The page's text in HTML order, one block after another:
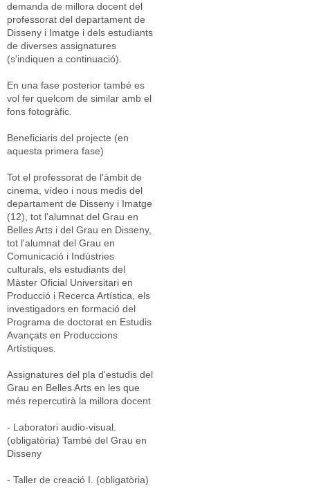
demanda de millora docent del
professorat del departament de
Disseny i Imatge i dels estudiants
de diverses assignatures
(s'indiquen a continuació).
En una fase posterior també es
vol fer quelcom de similar amb el
fons fotogràfic.
Beneficiaris del projecte (en
aquesta primera fase)
Tot el professorat de l'àmbit de
cinema, vídeo i nous medis del
departament de Disseny i Imatge
(12), tot l'alumnat del Grau en
Belles Arts i del Grau en Disseny,
tot l'alumnat del Grau en
Comunicació i Indústries
culturals, els estudiants del
Màster Oficial Universitari en
Producció i Recerca Artística, els
investigadors en formació del
Programa de doctorat en Estudis
Avançats en Produccions
Artístiques.
Assignatures del pla d'estudis del
Grau en Belles Arts en les que
més repercutirà la millora docent
- Laboratori audio-visual.
(obligatòria) També del Grau en
Disseny
- Taller de creació I. (obligatòria)